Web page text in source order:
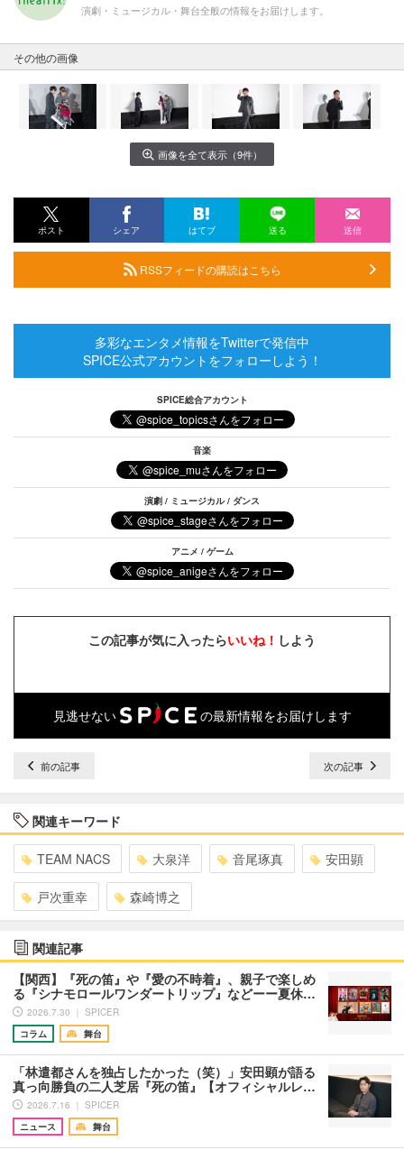
演劇・ミュージカル・舞台全般の情報をお届けします。
その他の画像
画像を全て表示（9件）
ポスト シェア はてブ 送る 送信
RSSフィードの購読はこちら
多彩なエンタメ情報をTwitterで発信中
SPICE公式アカウントをフォローしよう！
SPICE総合アカウント
音楽
演劇 / ミュージカル / ダンス
アニメ / ゲーム
この記事が気に入ったらいいね！ しよう
見逃せない の最新情報をお届けします
前の記事 次の記事
関連キーワード
TEAM NACS 大泉洋 音尾琢真 安田顕
戸次重幸 森崎博之
関連記事
【関西】『死の笛』や『愛の不時着』、親子で楽しめ
る『シナモロールワンダートリップ』などーー夏休…
2026.7.30 ｜ SPICER
コラム
舞台
「林遣都さんを独占したかった（笑）」安田顕が語る
真っ向勝負の二人芝居『死の笛』【オフィシャルレ…
2026.7.16 ｜ SPICER
ニュース
舞台